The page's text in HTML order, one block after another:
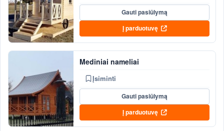
Gauti pasiūlymą
Į parduotuvę
Mediniai nameliai
Įsiminti
Gauti pasiūlymą
Į parduotuvę